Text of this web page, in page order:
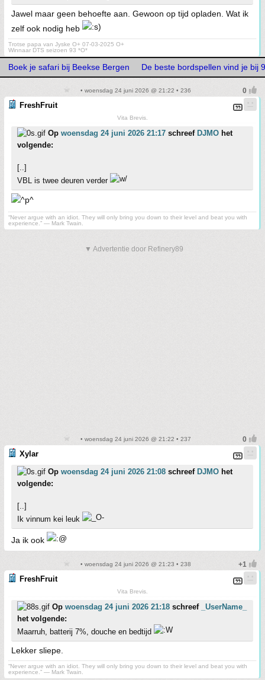
Jawel maar geen behoefte aan. Gewoon op tijd opladen. Wat ik
zelf ook nodig heb
Trotse papa van Jyske O+ 07-03-2025 O+
Winnaar DTS seizoen 93 *O*
Boek je safari bij Beekse Bergen De beste bordspellen vind je bij
• woensdag 24 juni 2026 @ 21:22 • 236
FreshFruit
Vita Brevis.
Op woensdag 24 juni 2026 21:17 schreef DJMO het
volgende:
[..]
VBL is twee deuren verder
“Never argue with an idiot. They will only bring you down to their level and beat you with
experience.” ― Mark Twain.
▼ Advertentie door Refinery89
• woensdag 24 juni 2026 @ 21:22 • 237
Xylar
Op woensdag 24 juni 2026 21:08 schreef DJMO het
volgende:
[..]
Ik vinnum kei leuk
Ja ik ook
• woensdag 24 juni 2026 @ 21:23 • 238
FreshFruit
Vita Brevis.
Op woensdag 24 juni 2026 21:18 schreef
_UserName_
het volgende:
Maarruh, batterij 7%, douche en bedtijd
Lekker sliepe.
“Never argue with an idiot. They will only bring you down to their level and beat you with
experience.” ― Mark Twain.